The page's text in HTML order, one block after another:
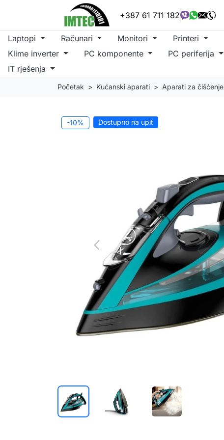
+387 61 711 182
Laptopi Računari Monitori Printeri
Klime inverter
PC komponente PC periferija
IT rješenja
Početak Kućanski aparati Aparati za čišćenje
-10% Dostupno na upit
Previous